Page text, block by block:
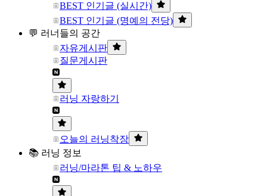
BEST 인기글 (실시간)
BEST 인기글 (명예의 전당)
💬 러너들의 공간
자유게시판
질문게시판
러닝 자랑하기
오늘의 러닝착장
📚 러닝 정보
러닝/마라톤 팁 & 노하우